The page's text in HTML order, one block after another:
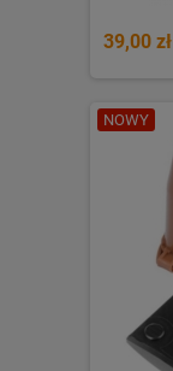
39,00 zł
NOWY